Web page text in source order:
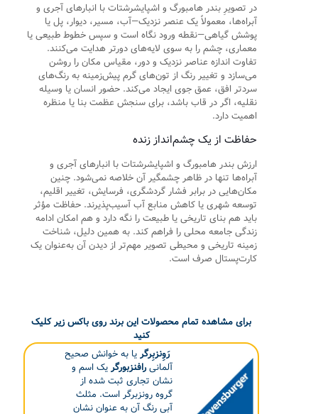
در تصویرِ بندر هامبورگ و اشپایشرشتات با انبارهای آجری و
آبراه‌ها، معمولاً یک عنصر نزدیک—آب، مسیر، دیوار، پل یا
پوشش گیاهی—نقطه ورود نگاه است و سپس خطوط طبیعی یا
معماری، چشم را به سوی لایه‌های دورتر هدایت می‌کنند.
تفاوت اندازه عناصر نزدیک و دور، مقیاس مکان را روشن
می‌سازد و تغییر رنگ از تون‌های گرم پیش‌زمینه به رنگ‌های
سردتر افق، عمق جوی ایجاد می‌کند. حضور انسان یا وسیله
نقلیه، اگر در قاب باشد، برای سنجش عظمت بنا یا منظره
اهمیت دارد.
حفاظت از یک چشم‌انداز زنده
ارزش بندر هامبورگ و اشپایشرشتات با انبارهای آجری و
آبراه‌ها تنها در ظاهر چشمگیر آن خلاصه نمی‌شود. چنین
مکان‌هایی در برابر فشار گردشگری، فرسایش، تغییر اقلیم،
توسعه شهری یا کاهش منابع آب آسیب‌پذیرند. حفاظت مؤثر
باید هم بنای تاریخی یا طبیعت را نگه دارد و هم امکان ادامه
زندگی جامعه محلی را فراهم کند. به همین دلیل، شناخت
زمینه تاریخی و محیطی تصویر مهم‌تر از دیدن آن به‌عنوان یک
کارت‌پستال صرف است.
برای مشاهده تمام محصولات این برند روی باکس زیر کلیک
کنید
رَوِنزبِرگریا به خوانش صحیح
آلمانیرافنزبورگریک اسم و
نشان تجاری ثبت شده از
گروه رونزبرگر است. مثلث
آبی رنگ آن به عنوان نشان